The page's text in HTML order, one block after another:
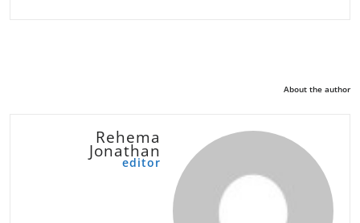
About the author
Rehema
Jonathan
editor